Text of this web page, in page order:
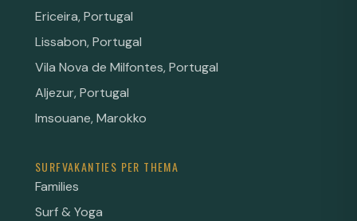
Ericeira, Portugal
Lissabon, Portugal
Vila Nova de Milfontes, Portugal
Aljezur, Portugal
Imsouane, Marokko
SURFVAKANTIES PER THEMA
Families
Surf & Yoga